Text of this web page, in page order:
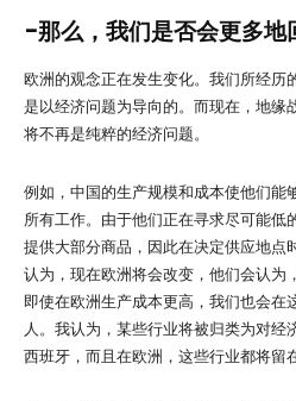
-那么，我们是否会更多地
欧洲的观念正在发生变化。我们所经历
是以经济问题为导向的。而现在，地缘
将不再是纯粹的经济问题。
例如，中国的生产规模和成本使他们能
所有工作。由于他们正在寻求尽可能低
提供大部分商品，因此在决定供应地点
认为，现在欧洲将会改变，他们会认为
即使在欧洲生产成本更高，我们也会在
人。我认为，某些行业将被归类为对经
西班牙，而且在欧洲，这些行业都将留